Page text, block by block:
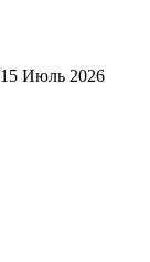
15 Июль 2026